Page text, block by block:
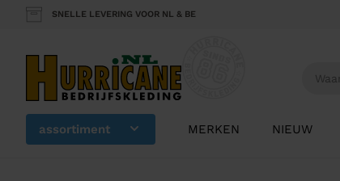
SNELLE LEVERING VOOR NL & BE
assortiment MERKEN NIEUW